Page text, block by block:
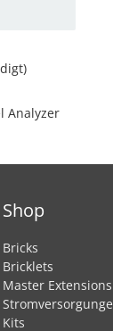
Analyzer
Shop
Bricks
Bricklets
Master Extensions
Kits